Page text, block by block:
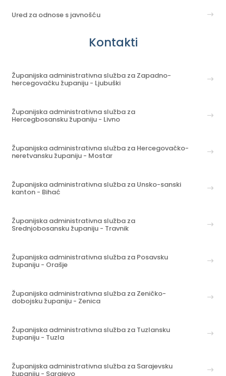
Ured za odnose s javnošću
Kontakti
Županijska administrativna služba za Zapadno-
hercegovačku županiju - Ljubuški
Županijska administrativna služba za
Hercegbosansku županiju - Livno
Županijska administrativna služba za Hercegovačko-
neretvansku županiju - Mostar
Županijska administrativna služba za Unsko-sanski
kanton - Bihać
Županijska administrativna služba za
Srednjobosansku županiju - Travnik
Županijska administrativna služba za Posavsku
županiju - Orašje
Županijska administrativna služba za Zeničko-
dobojsku županiju - Zenica
Županijska administrativna služba za Tuzlansku
županiju - Tuzla
Županijska administrativna služba za Sarajevsku
županiju - Sarajevo